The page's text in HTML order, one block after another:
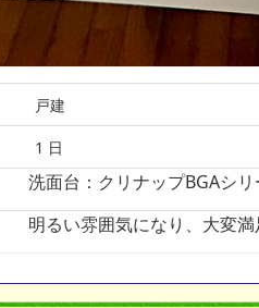
戸建
1 日
洗面台：クリナップBGAシ
明るい雰囲気になり、大変